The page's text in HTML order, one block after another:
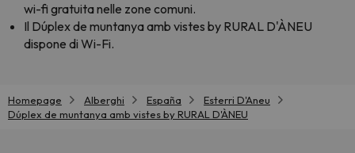
wi-fi gratuita nelle zone comuni.
Il Dúplex de muntanya amb vistes by RURAL D'ÀNEU
dispone di Wi-Fi.
Homepage Alberghi España
Esterri D'Aneu
Dúplex de muntanya amb vistes by RURAL D'ÀNEU